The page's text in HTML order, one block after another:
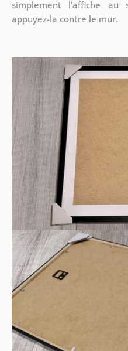
simplement l'affiche
appuyez-la contre le mur.